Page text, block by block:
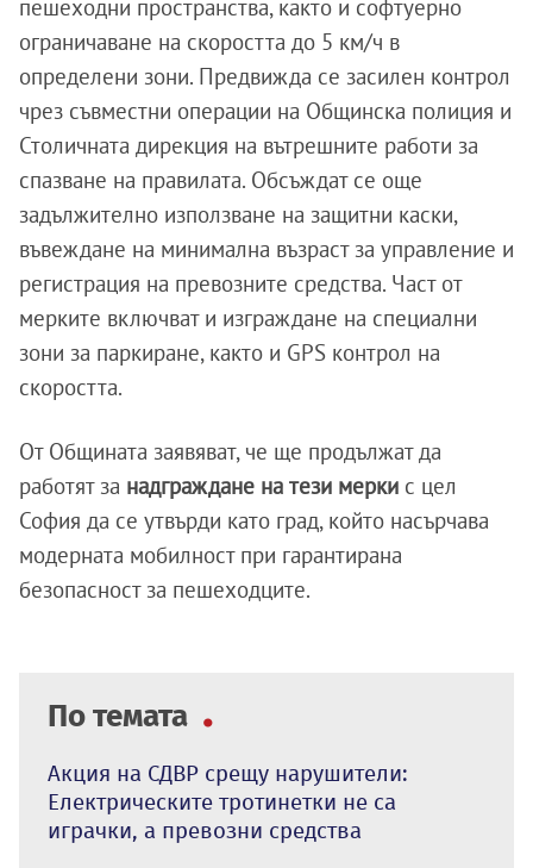
пешеходни пространства, както и софтуерно
ограничаване на скоростта до 5 км/ч в
определени зони. Предвижда се засилен контрол
чрез съвместни операции на Общинска полиция и
Столичната дирекция на вътрешните работи за
спазване на правилата. Обсъждат се още
задължително използване на защитни каски,
въвеждане на минимална възраст за управление и
регистрация на превозните средства. Част от
мерките включват и изграждане на специални
зони за паркиране, както и GPS контрол на
скоростта.
От Общината заявяват, че ще продължат да
работят за надграждане на тези мерки с цел
София да се утвърди като град, който насърчава
модерната мобилност при гарантирана
безопасност за пешеходците.
По темата
Акция на СДВР срещу нарушители:
Електрическите тротинетки не са
играчки, а превозни средства